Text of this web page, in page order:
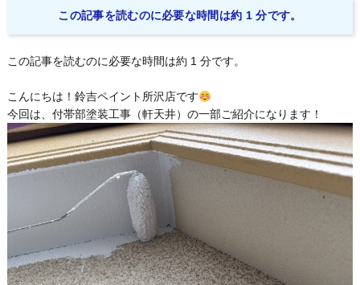
この記事を読むのに必要な時間は約 1 分です。
この記事を読むのに必要な時間は約 1 分です。
こんにちは！鈴吉ペイント所沢店です
今回は、付帯部塗装工事（軒天井）の一部ご紹介になります！